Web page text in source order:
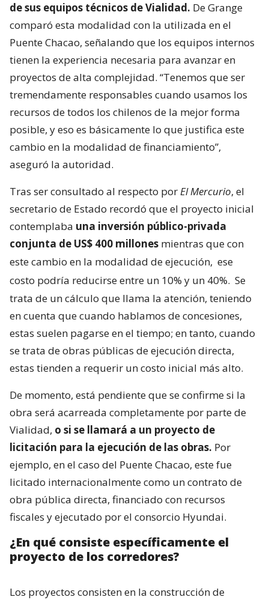
de sus equipos técnicos de Vialidad. De Grange
comparó esta modalidad con la utilizada en el
Puente Chacao, señalando que los equipos internos
tienen la experiencia necesaria para avanzar en
proyectos de alta complejidad. “Tenemos que ser
tremendamente responsables cuando usamos los
recursos de todos los chilenos de la mejor forma
posible, y eso es básicamente lo que justifica este
cambio en la modalidad de financiamiento”,
aseguró la autoridad.
Tras ser consultado al respecto porEl Mercurio, el
secretario de Estado recordó que el proyecto inicial
contemplaba una inversión público-privada
conjunta de US$ 400 millones mientras que con
este cambio en la modalidad de ejecución, ese
costo podría reducirse entre un 10% y un 40%. Se
trata de un cálculo que llama la atención, teniendo
en cuenta que cuando hablamos de concesiones,
estas suelen pagarse en el tiempo; en tanto, cuando
se trata de obras públicas de ejecución directa,
estas tienden a requerir un costo inicial más alto.
De momento, está pendiente que se confirme si la
obra será acarreada completamente por parte de
Vialidad, o si se llamará a un proyecto de
licitación para la ejecución de las obras. Por
ejemplo, en el caso del Puente Chacao, este fue
licitado internacionalmente como un contrato de
obra pública directa, financiado con recursos
fiscales y ejecutado por el consorcio Hyundai.
¿En qué consiste específicamente el
proyecto de los corredores?
Los proyectos consisten en la construcción de